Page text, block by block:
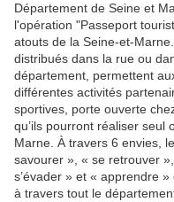
Département de Seine et
l'opération "Passeport
atouts de la Seine-et-
distribués dans la rue ou
département, permettent
différentes activités
sportives, porte ouverte
qu’ils pourront réaliser seul
Marne. À travers 6 envies,
savourer », « se retrouver
s’évader » et « apprendre
à travers tout le